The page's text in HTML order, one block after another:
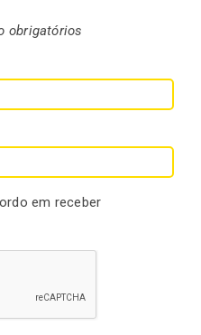
obrigatórios
em receber